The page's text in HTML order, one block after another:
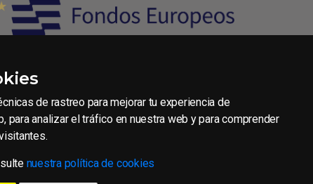
de rastreo para mejorar tu experiencia de
para analizar el tráfico en nuestra web y para comprender
nuestra política de cookies